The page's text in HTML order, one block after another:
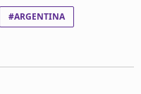
#ARGENTINA